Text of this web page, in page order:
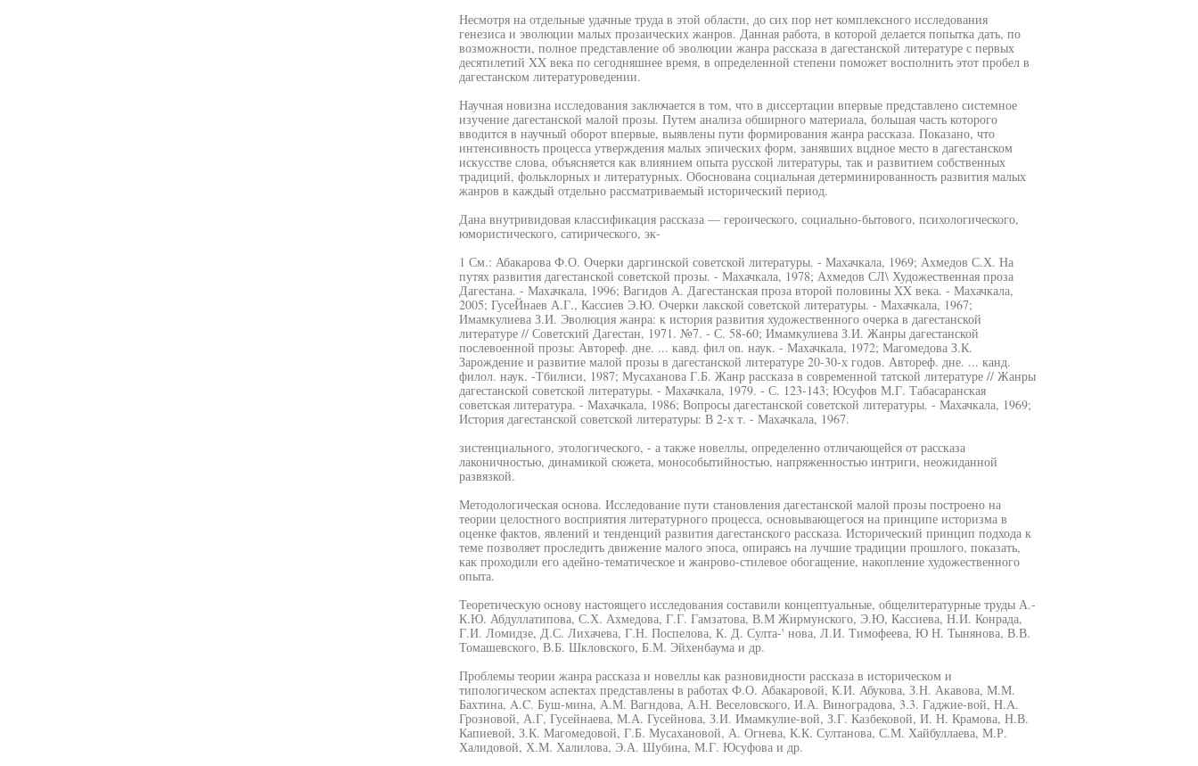
Несмотря на отдельные удачные труда в этой области, до сих пор нет комплексного исследования
генезиса и эволюции малых прозаических жанров. Данная работа, в которой делается попытка дать, по
возможности, полное представление об эволюции жанра рассказа в дагестанской литературе с первых
десятилетий XX века по сегодняшнее время, в определенной степени поможет восполнить этот пробел в
дагестанском литературоведении.
Научная новизна исследования заключается в том, что в диссертации впервые представлено системное
изучение дагестанской малой прозы. Путем анализа обширного материала, большая часть которого
вводится в научный оборот впервые, выявлены пути формирования жанра рассказа. Показано, что
интенсивность процесса утверждения малых эпических форм, занявших вцдное место в дагестанском
искусстве слова, объясняется как влиянием опыта русской литературы, так и развитием собственных
традиций, фольклорных и литературных. Обоснована социальная детерминированность развития малых
жанров в каждый отдельно рассматриваемый исторический период.
Дана внутривидовая классификация рассказа — героического, социально-бытового, психологического,
юмористического, сатирического, эк-
1 См.: Абакарова Ф.О. Очерки даргинской советской литературы. - Махачкала, 1969; Ахмедов С.Х. На
путях развития дагестанской советской прозы. - Махачкала, 1978; Ахмедов СЛ\ Художественная проза
Дагестана. - Махачкала, 1996; Вагидов А. Дагестанская проза второй половины XX века. - Махачкала,
2005; ГусеЙнаев А.Г., Кассиев Э.Ю. Очерки лакской советской литературы. - Махачкала, 1967;
Имамкулиева З.И. Эволюция жанра: к история развития художественного очерка в дагестанской
литературе // Советский Дагестан, 1971. №7. - С. 58-60; Имамкулиева З.И. Жанры дагестанской
послевоенной прозы: Автореф. дне. ... кавд. фил on. наук. - Махачкала, 1972; Магомедова З.К.
Зарождение и развитие малой прозы в дагестанской литературе 20-30-х годов. Автореф. дне. ... канд.
филол. наук. -Тбилиси, 1987; Мусаханова Г.Б. Жанр рассказа в современной татской литературе // Жанры
дагестанской советской литературы. - Махачкала, 1979. - С. 123-143; Юсуфов М.Г. Табасаранская
советская литература. - Махачкала, 1986; Вопросы дагестанской советской литературы. - Махачкала, 1969;
История дагестанской советской литературы: В 2-х т. - Махачкала, 1967.
зистенциального, этологического, - а также новеллы, определенно отличающейся от рассказа
лаконичностью, динамикой сюжета, монособытийностью, напряженностью интриги, неожиданной
развязкой.
Методологическая основа. Исследование пути становления дагестанской малой прозы построено на
теории целостного восприятия литературного процесса, основывающегося на принципе историзма в
оценке фактов, явлений и тенденций развития дагестанского рассказа. Исторический принцип подхода к
теме позволяет проследить движение малого эпоса, опираясь на лучшие традиции прошлого, показать,
как проходили его адейно-тематическое и жанрово-стилевое обогащение, накопление художественного
опыта.
Теоретическую основу настоящего исследования составили концептуальные, общелитературные труды А.-
К.Ю. Абдуллатипова, С.Х. Ахмедова, Г.Г. Гамзатова, В.М Жирмунского, Э.Ю, Кассиева, Н.И. Конрада,
Г.И. Ломидзе, Д.С. Лихачева, Г.Н. Поспелова, К. Д. Султа-' нова, Л.И. Тимофеева, Ю Н. Тынянова, В.В.
Томашевского, В.Б. Шкловского, Б.М. Эйхенбаума и др.
Проблемы теории жанра рассказа и новеллы как разновидности рассказа в историческом и
типологическом аспектах представлены в работах Ф.О. Абакаровой, К.И. Абукова, З.Н. Акавова, М.М.
Бахтина, A.C. Буш-мина, А.М. Вагндова, А.Н. Веселовского, И.А. Виноградова, 3.3. Гаджие-вой, H.A.
Грозновой, А.Г, Гусейнаева, М.А. Гусейнова, З.И. Имамкулие-вой, З.Г. Казбековой, И. Н. Крамова, Н.В.
Капиевой, З.К. Магомедовой, Г.Б. Мусахановой, А. Огнева, К.К. Султанова, С.М. Хайбуллаева, М.Р.
Халидовой, Х.М. Халилова, Э.А. Шубина, М.Г. Юсуфова и др.